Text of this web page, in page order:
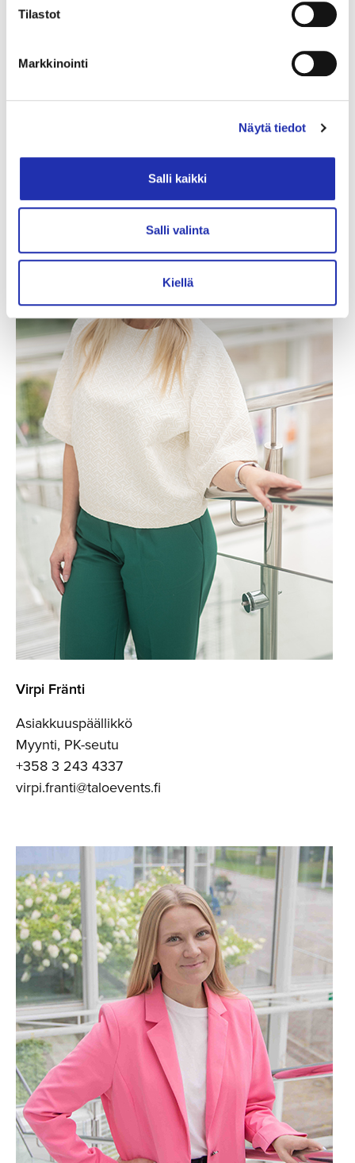
Tilastot
Markkinointi
Näytä tiedot
Salli kaikki
Salli valinta
Kiellä
Myyntipäällikkö
+358 3 243 4045
Virpi Fränti
Asiakkuuspäällikkö
Myynti, PK-seutu
+358 3 243 4337
virpi.franti@taloevents.fi